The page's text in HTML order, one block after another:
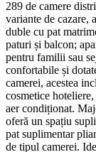
289 de camere
variante de cazare,
duble cu pat
paturi și balcon;
pentru familii sau
confortabile și
camerei, acestea
cosmetice
aer condiționat.
oferă un spațiu
pat suplimentar
de tipul camerei.